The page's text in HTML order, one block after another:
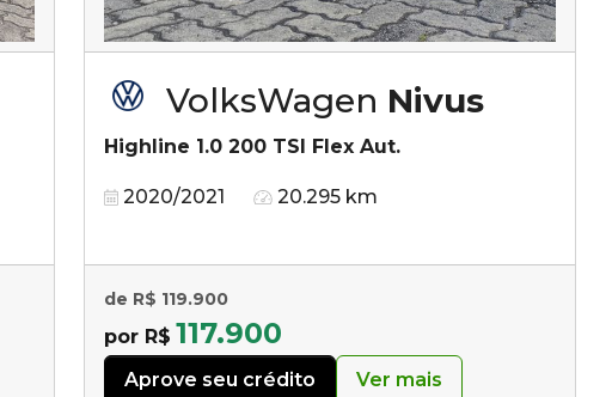
VolksWagen Nivus
Highline 1.0 200 TSI Flex Aut.
2020/2021 20.295 km
de R$ 119.900
por R$ 117.900
Aprove seu crédito Ver mais